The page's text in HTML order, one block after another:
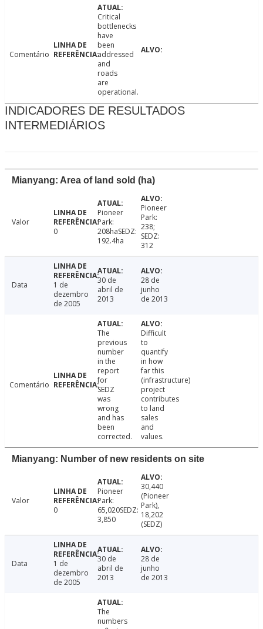
Comentário
Critical
bottlenecks
have
been
addressed
and
roads
are
operational.
INDICADORES DE RESULTADOS
INTERMEDIÁRIOS
Mianyang: Area of land sold (ha)
Valor
0
Pioneer
Park:
208haSEDZ:
192.4ha
Pioneer
Park:
238;
SEDZ:
312
Data
1 de
dezembro
de 2005
30 de
abril de
2013
28 de
junho
de 2013
Comentário
The
previous
number
in the
report
for
SEDZ
was
wrong
and has
been
corrected.
Difficult
to
quantify
in how
far this
(infrastructure)
project
contributes
to land
sales
and
values.
Mianyang: Number of new residents on site
Valor
0
Pioneer
Park:
65,020SEDZ:
3,850
30,440
(Pioneer
Park),
18,202
(SEDZ)
Data
1 de
dezembro
de 2005
30 de
abril de
2013
28 de
junho
de 2013
The
numbers